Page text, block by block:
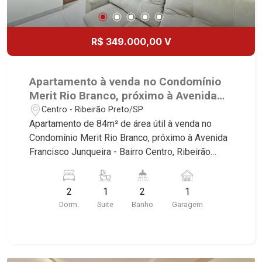
R$ 349.000,00 V
Apartamento à venda no Condomínio
Merit Rio Branco, próximo à Avenida
Francisco Junqueira - Ribeirão
Preto/SP.
Centro - Ribeirão Preto/SP
Apartamento de 84m² de área útil à venda no
Condomínio Merit Rio Branco, próximo à Avenida
Francisco Junqueira - Bairro Centro, Ribeirão
imóvel que a Martinelli Imobiliária selecionou
para você: - 84m² de área útil - 2 dormitórios com
armários sendo 1 suíte - Banheiro social - Sala 2
2
Dorm.
1
Suite
2
Banho
1
Garagem